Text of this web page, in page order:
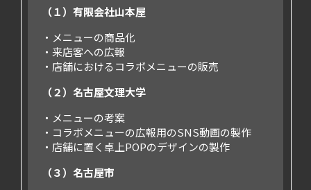
（１）有限会社山本屋
・メニューの商品化
・来店客への広報
・店舗におけるコラボメニューの販売
（２）名古屋文理大学
・メニューの考案
・コラボメニューの広報用のSNS動画の製作
・店舗に置く卓上POPのデザインの製作
（３）名古屋市